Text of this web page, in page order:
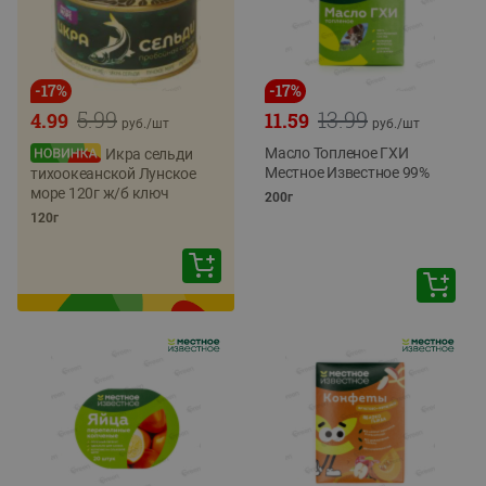
-17%
5.99
4.99 руб./шт
Икра сельди
тихоокеанской Лунское
море 120г ж/б ключ
120г
-17%
13.99
11.59 руб./шт
Масло Топленое ГХИ
Местное Известное 99%
200г